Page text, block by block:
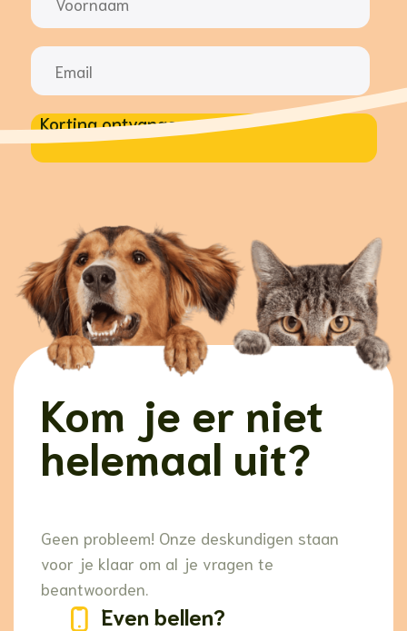
Korting ontvangen
Kom je er niet
helemaal uit?
Geen probleem! Onze deskundigen staan
voor je klaar om al je vragen te
beantwoorden.
Even bellen?